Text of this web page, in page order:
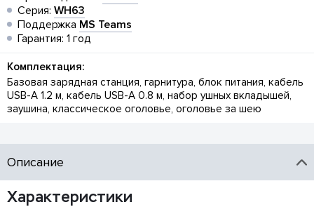
Серия: WH63
Поддержка MS Teams
Гарантия: 1 год
Комплектация:
Базовая зарядная станция, гарнитура, блок питания, кабель
USB-A 1.2 м, кабель USB-A 0.8 м, набор ушных вкладышей,
заушина, классическое оголовье, оголовье за шею
Описание
Характеристики